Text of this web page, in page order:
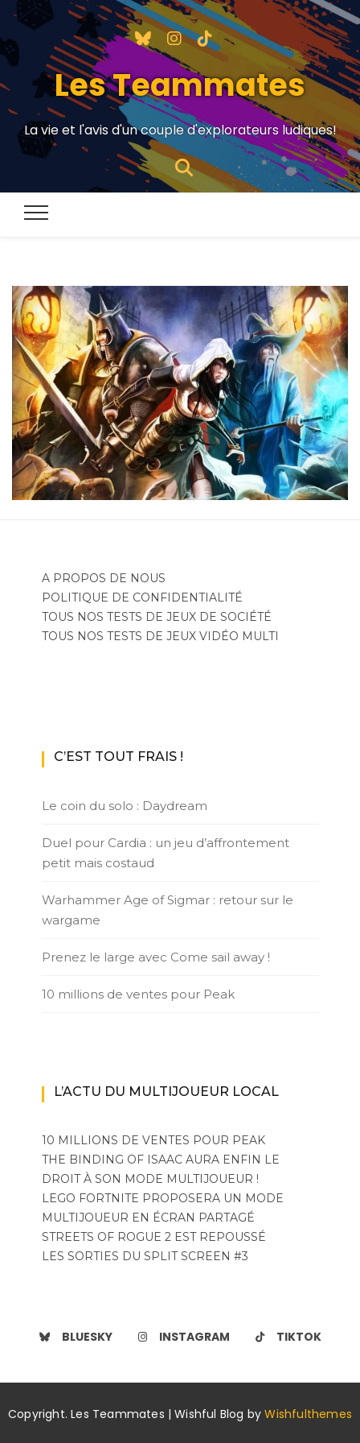
Les Teammates
La vie et l'avis d'un couple d'explorateurs ludiques!
A PROPOS DE NOUS
POLITIQUE DE CONFIDENTIALITÉ
TOUS NOS TESTS DE JEUX DE SOCIÉTÉ
TOUS NOS TESTS DE JEUX VIDÉO MULTI
C’EST TOUT FRAIS !
Le coin du solo : Daydream
Duel pour Cardia : un jeu d’affrontement
petit mais costaud
Warhammer Age of Sigmar : retour sur le
wargame
Prenez le large avec Come sail away !
10 millions de ventes pour Peak
L’ACTU DU MULTIJOUEUR LOCAL
10 MILLIONS DE VENTES POUR PEAK
THE BINDING OF ISAAC AURA ENFIN LE
DROIT À SON MODE MULTIJOUEUR !
LEGO FORTNITE PROPOSERA UN MODE
MULTIJOUEUR EN ÉCRAN PARTAGÉ
STREETS OF ROGUE 2 EST REPOUSSÉ
LES SORTIES DU SPLIT SCREEN #3
BLUESKY INSTAGRAM TIKTOK
Copyright. Les Teammates | Wishful Blog byWishfulthemes